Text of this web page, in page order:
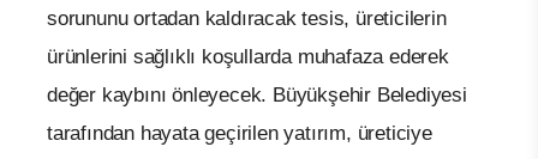
sorununu ortadan kaldıracak tesis, üreticilerin
ürünlerini sağlıklı koşullarda muhafaza ederek
değer kaybını önleyecek. Büyükşehir Belediyesi
tarafından hayata geçirilen yatırım, üreticiye